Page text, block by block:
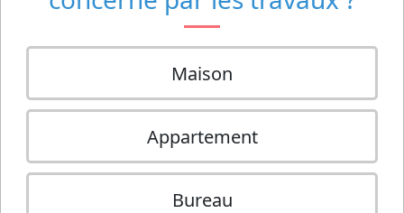
Maison
Appartement
Bureau